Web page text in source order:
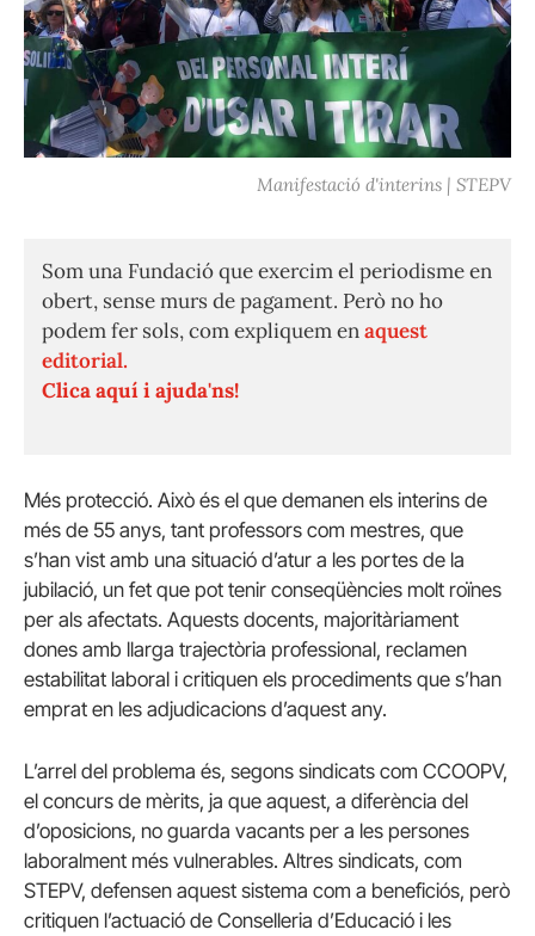
Manifestació d'interins | STEPV
Som una Fundació que exercim el periodisme en
obert, sense murs de pagament. Però no ho
podem fer sols, com expliquem enaquest
editorial.
Clica aquí i ajuda'ns!
Més protecció. Això és el que demanen els interins de
més de 55 anys, tant professors com mestres, que
s’han vist amb una situació d’atur a les portes de la
jubilació, un fet que pot tenir conseqüències molt roïnes
per als afectats. Aquests docents, majoritàriament
dones amb llarga trajectòria professional, reclamen
estabilitat laboral i critiquen els procediments que s’han
emprat en les adjudicacions d’aquest any.
L’arrel del problema és, segons sindicats com CCOOPV,
el concurs de mèrits, ja que aquest, a diferència del
d’oposicions, no guarda vacants per a les persones
laboralment més vulnerables. Altres sindicats, com
STEPV, defensen aquest sistema com a beneficiós, però
critiquen l’actuació de Conselleria d’Educació i les